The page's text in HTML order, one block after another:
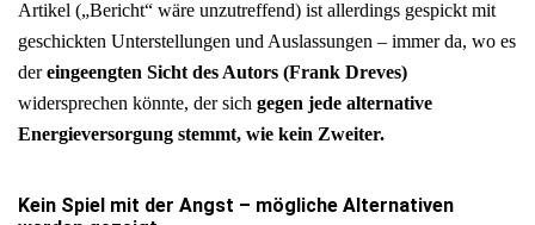
Artikel („Bericht“ wäre unzutreffend) ist allerdings gespickt mit
geschickten Unterstellungen und Auslassungen – immer da, wo es
dereingeengten Sicht des Autors (Frank Dreves)
widersprechen könnte, der sich gegen jede alternative
Energieversorgung stemmt, wie kein Zweiter.
Kein Spiel mit der Angst – mögliche Alternativen